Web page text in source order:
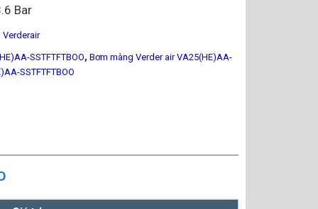
Bar
Verderair
SSTFTFTBOO, Bơm màng Verder air VA25(HE)AA-
SSTFTFTBOO